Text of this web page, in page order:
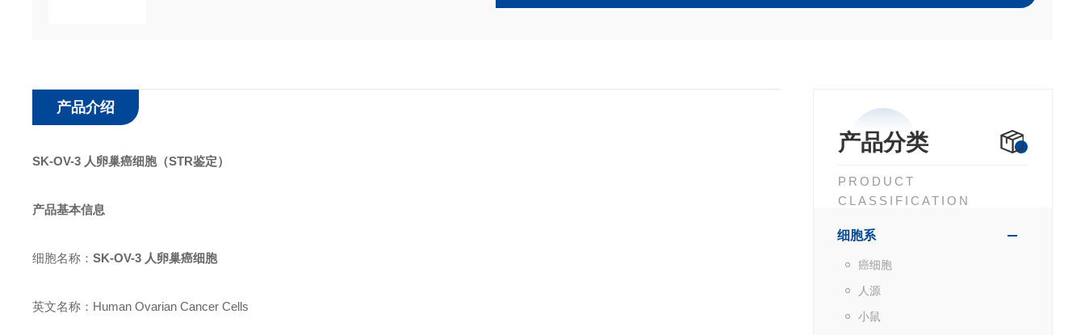
产品分类
PRODUCT
CLASSIFICATION
细胞系
癌细胞
人源
小鼠
产品介绍
SK-OV-3 人卵巢癌细胞（STR鉴定）
产品基本信息
细胞名称： SK-OV-3 人卵巢癌细胞
英文名称：Human Ovarian Cancer Cells